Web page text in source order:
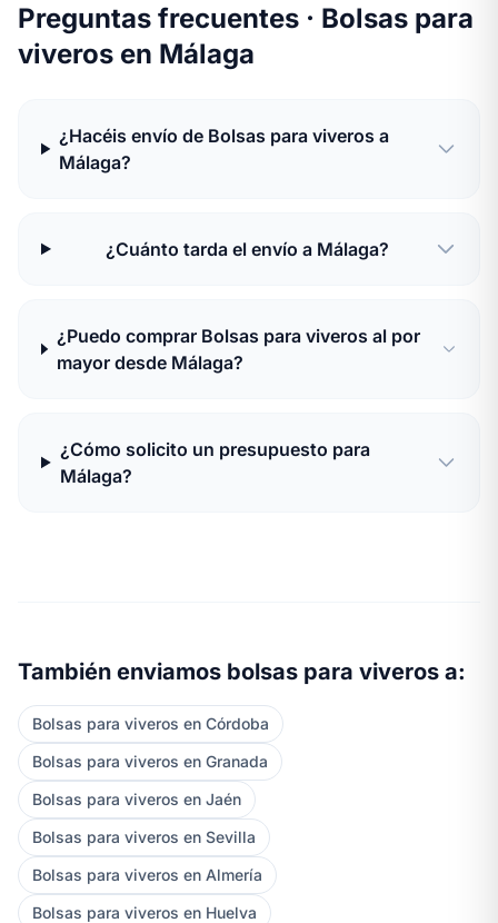
Preguntas frecuentes · Bolsas para
viveros en Málaga
¿Hacéis envío de Bolsas para viveros a
Málaga?
¿Cuánto tarda el envío a Málaga?
¿Puedo comprar Bolsas para viveros al por
mayor desde Málaga?
¿Cómo solicito un presupuesto para
Málaga?
También enviamos bolsas para viveros a:
Bolsas para viveros en Córdoba
Bolsas para viveros en Granada
Bolsas para viveros en Jaén
Bolsas para viveros en Sevilla
Bolsas para viveros en Almería
Bolsas para viveros en Huelva